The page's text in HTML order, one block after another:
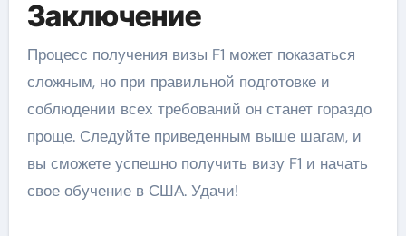
Заключение
Процесс получения визы F1 может показаться
сложным, но при правильной подготовке и
соблюдении всех требований он станет гораздо
проще. Следуйте приведенным выше шагам, и
вы сможете успешно получить визу F1 и начать
свое обучение в США. Удачи!